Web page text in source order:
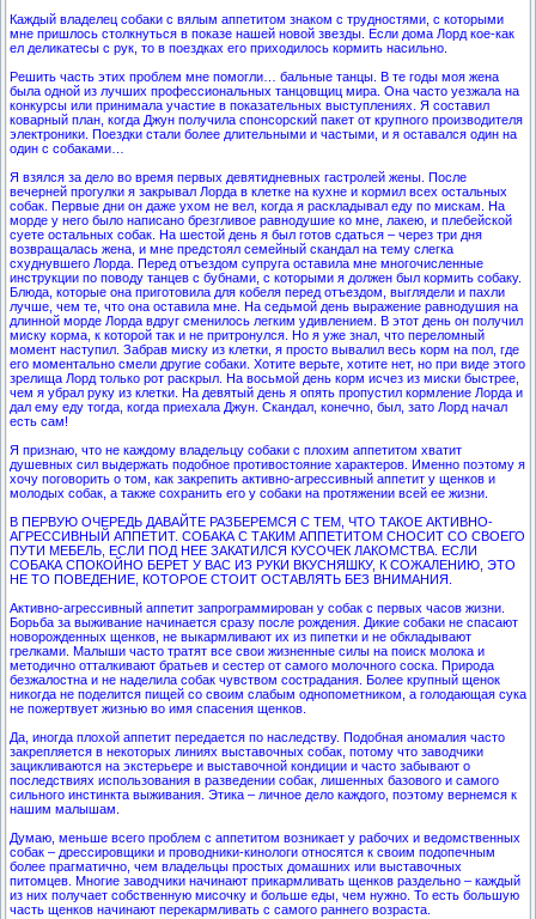
Каждый владелец собаки с вялым аппетитом знаком с трудностями, с которыми
мне пришлось столкнуться в показе нашей новой звезды. Если дома Лорд кое-как
ел деликатесы с рук, то в поездках его приходилось кормить насильно.
Решить часть этих проблем мне помогли… бальные танцы. В те годы моя жена
была одной из лучших профессиональных танцовщиц мира. Она часто уезжала на
конкурсы или принимала участие в показательных выступлениях. Я составил
коварный план, когда Джун получила спонсорский пакет от крупного производителя
электроники. Поездки стали более длительными и частыми, и я оставался один на
один с собаками…
Я взялся за дело во время первых девятидневных гастролей жены. После
вечерней прогулки я закрывал Лорда в клетке на кухне и кормил всех остальных
собак. Первые дни он даже ухом не вел, когда я раскладывал еду по мискам. На
морде у него было написано брезгливое равнодушие ко мне, лакею, и плебейской
суете остальных собак. На шестой день я был готов сдаться – через три дня
возвращалась жена, и мне предстоял семейный скандал на тему слегка
схуднувшего Лорда. Перед отъездом супруга оставила мне многочисленные
инструкции по поводу танцев с бубнами, с которыми я должен был кормить собаку.
Блюда, которые она приготовила для кобеля перед отъездом, выглядели и пахли
лучше, чем те, что она оставила мне. На седьмой день выражение равнодушия на
длинной морде Лорда вдруг сменилось легким удивлением. В этот день он получил
миску корма, к которой так и не притронулся. Но я уже знал, что переломный
момент наступил. Забрав миску из клетки, я просто вывалил весь корм на пол, где
его моментально смели другие собаки. Хотите верьте, хотите нет, но при виде этого
зрелища Лорд только рот раскрыл. На восьмой день корм исчез из миски быстрее,
чем я убрал руку из клетки. На девятый день я опять пропустил кормление Лорда и
дал ему еду тогда, когда приехала Джун. Скандал, конечно, был, зато Лорд начал
есть сам!
Я признаю, что не каждому владельцу собаки с плохим аппетитом хватит
душевных сил выдержать подобное противостояние характеров. Именно поэтому я
хочу поговорить о том, как закрепить активно-агрессивный аппетит у щенков и
молодых собак, а также сохранить его у собаки на протяжении всей ее жизни.
В ПЕРВУЮ ОЧЕРЕДЬ ДАВАЙТЕ РАЗБЕРЕМСЯ С ТЕМ, ЧТО ТАКОЕ АКТИВНО-
АГРЕССИВНЫЙ АППЕТИТ. СОБАКА С ТАКИМ АППЕТИТОМ СНОСИТ СО СВОЕГО
ПУТИ МЕБЕЛЬ, ЕСЛИ ПОД НЕЕ ЗАКАТИЛСЯ КУСОЧЕК ЛАКОМСТВА. ЕСЛИ
СОБАКА СПОКОЙНО БЕРЕТ У ВАС ИЗ РУКИ ВКУСНЯШКУ, К СОЖАЛЕНИЮ, ЭТО
НЕ ТО ПОВЕДЕНИЕ, КОТОРОЕ СТОИТ ОСТАВЛЯТЬ БЕЗ ВНИМАНИЯ.
Активно-агрессивный аппетит запрограммирован у собак с первых часов жизни.
Борьба за выживание начинается сразу после рождения. Дикие собаки не спасают
новорожденных щенков, не выкармливают их из пипетки и не обкладывают
грелками. Малыши часто тратят все свои жизненные силы на поиск молока и
методично отталкивают братьев и сестер от самого молочного соска. Природа
безжалостна и не наделила собак чувством сострадания. Более крупный щенок
никогда не поделится пищей со своим слабым однопометником, а голодающая сука
не пожертвует жизнью во имя спасения щенков.
Да, иногда плохой аппетит передается по наследству. Подобная аномалия часто
закрепляется в некоторых линиях выставочных собак, потому что заводчики
зацикливаются на экстерьере и выставочной кондиции и часто забывают о
последствиях использования в разведении собак, лишенных базового и самого
сильного инстинкта выживания. Этика – личное дело каждого, поэтому вернемся к
нашим малышам.
Думаю, меньше всего проблем с аппетитом возникает у рабочих и ведомственных
собак – дрессировщики и проводники-кинологи относятся к своим подопечным
более прагматично, чем владельцы простых домашних или выставочных
питомцев. Многие заводчики начинают прикармливать щенков раздельно – каждый
из них получает собственную мисочку и больше еды, чем нужно. То есть большую
часть щенков начинают перекармливать с самого раннего возраста.